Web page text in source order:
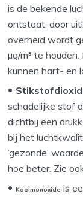
is de bekende
ontstaat, door
overheid wordt
µg/m³ te
kunnen hart- en
schadelijke stof
dichtbij een
bij het
‘gezonde’
hoe beter. Zie
Koolmonoxide is